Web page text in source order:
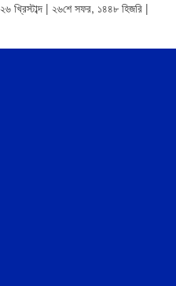
খ্রিস্টাব্দ | ২৬শে সফর, ১৪৪৮ হিজরি |